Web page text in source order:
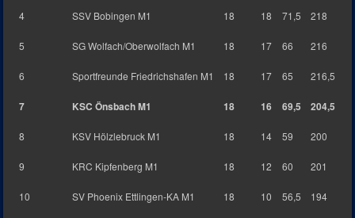
4 SSV Bobingen M1 18 18 71,5 218
5 SG Wolfach/Oberwolfach M1 18 17 66 216
6 Sportfreunde Friedrichshafen M1 18 17 65 216,5
7 KSC Önsbach M1 18 16 69,5 204,5
8 KSV Hölzlebruck M1 18 14 59 200
9 KRC Kipfenberg M1 18 12 60 201
10 SV Phoenix Ettlingen-KA M1 18 10 56,5 194